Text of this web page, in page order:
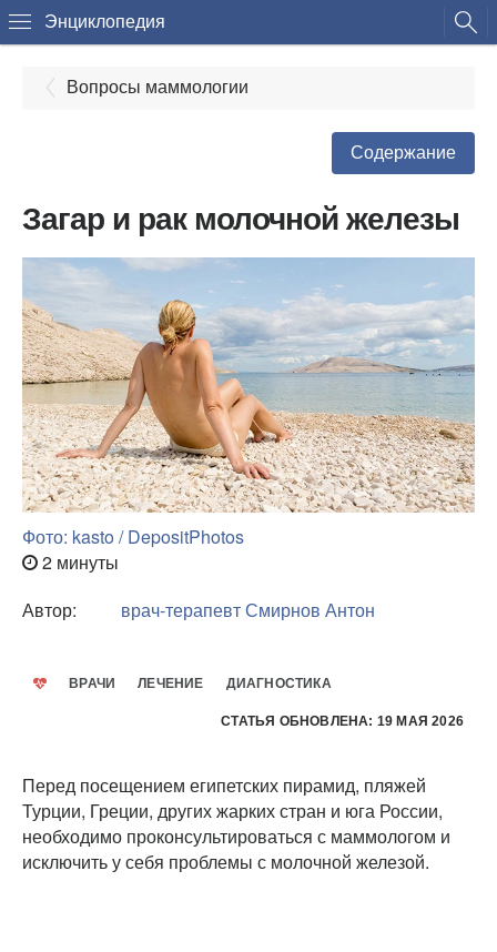
Энциклопедия
Вопросы маммологии
Содержание
Загар и рак молочной железы
Фото: kasto / DepositPhotos
2 минуты
Автор:
врач-терапевтСмирнов Антон
ВРАЧИ ЛЕЧЕНИЕ ДИАГНОСТИКА
СТАТЬЯ ОБНОВЛЕНА: 19 МАЯ 2026
Перед посещением египетских пирамид, пляжей
Турции, Греции, других жарких стран и юга России,
необходимо проконсультироваться с маммологом и
исключить у себя проблемы с молочной железой.